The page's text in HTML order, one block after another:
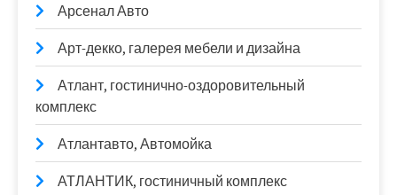
Арсенал Авто
Арт-декко, галерея мебели и дизайна
Атлант, гостинично-оздоровительный
комплекс
Атлантавто, Автомойка
АТЛАНТИК, гостиничный комплекс